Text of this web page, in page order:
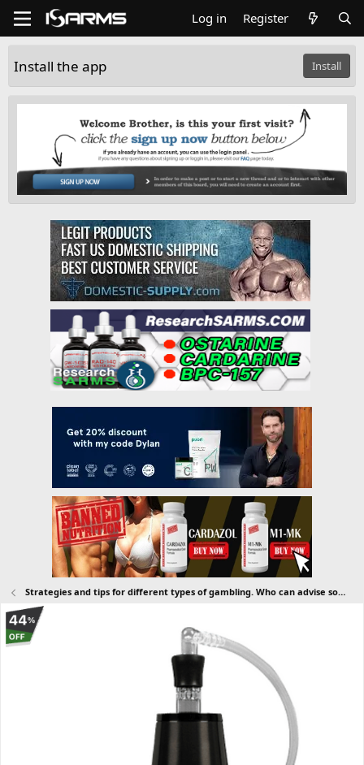
Log in Register
Install the app Install
Strategies and tips for different types of gambling. Who can advise something from their own experience?